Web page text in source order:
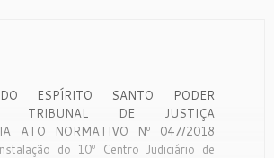
ESPÍRITO SANTO PODER
TRIBUNAL DE JUSTIÇA
ATO NORMATIVO Nº 047/2018
do 10º Centro Judiciário de